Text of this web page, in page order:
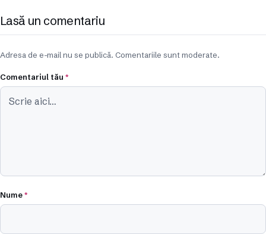
Lasă un comentariu
Adresa de e-mail nu se publică. Comentariile sunt moderate.
Comentariul tău *
Nume*